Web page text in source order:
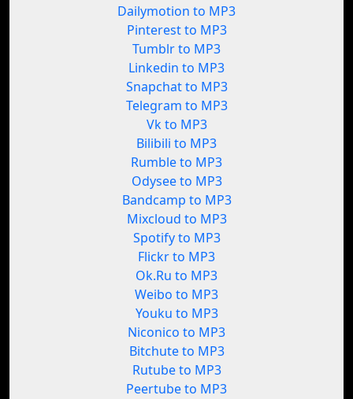
Dailymotion to MP3
Pinterest to MP3
Tumblr to MP3
Linkedin to MP3
Snapchat to MP3
Telegram to MP3
Vk to MP3
Bilibili to MP3
Rumble to MP3
Odysee to MP3
Bandcamp to MP3
Mixcloud to MP3
Spotify to MP3
Flickr to MP3
Ok.Ru to MP3
Weibo to MP3
Youku to MP3
Niconico to MP3
Bitchute to MP3
Rutube to MP3
Peertube to MP3